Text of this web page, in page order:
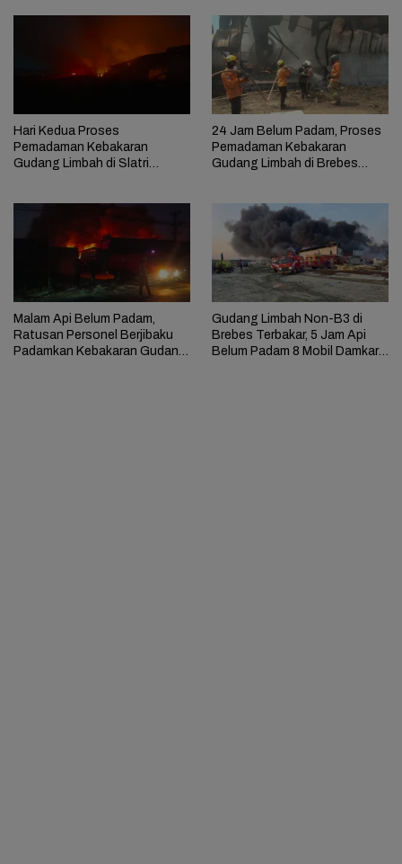
Hari Kedua Proses
Pemadaman Kebakaran
Gudang Limbah di Slatri
24 Jam Belum Padam, Proses
Pemadaman Kebakaran
Gudang Limbah di Brebes
Malam Api Belum Padam,
Ratusan Personel Berjibaku
Padamkan Kebakaran Gudang
Gudang Limbah Non-B3 di
Brebes Terbakar, 5 Jam Api
Belum Padam 8 Mobil Damkar